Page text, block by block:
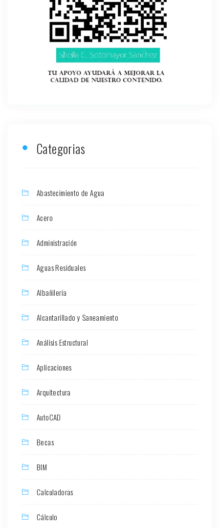
Categorias
Abastecimiento de Agua
Acero
Administración
Aguas Residuales
Albañilería
Alcantarillado y Saneamiento
Análisis Estructural
Aplicaciones
Arquitectura
AutoCAD
Becas
BIM
Calculadoras
Cálculo